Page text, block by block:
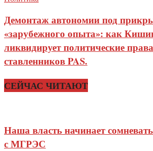
Демонтаж автономии под
«зарубежного опыта»: как
ликвидирует политические
ставленников PAS.
СЕЙЧАС ЧИТАЮТ
Наша власть начинает
с МГРЭС